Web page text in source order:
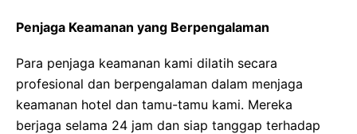
Penjaga Keamanan yang Berpengalaman
Para penjaga keamanan kami dilatih secara
profesional dan berpengalaman dalam menjaga
keamanan hotel dan tamu-tamu kami. Mereka
berjaga selama 24 jam dan siap tanggap terhadap